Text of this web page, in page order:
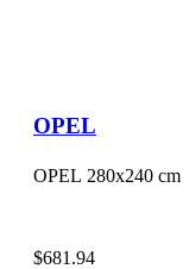
OPEL
OPEL 280x240 cm
$681.94